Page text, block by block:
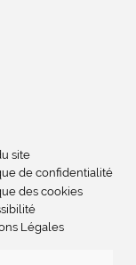
site
de confidentialité
des cookies
Légales